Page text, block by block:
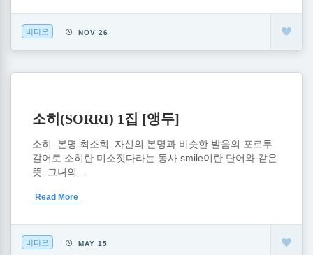
비디오 NOV 26
소히(SORRI) 1집 [앵두]
소히. 본명 최소희. 자신의 본명과 비슷한 발음의 포르투
갈어로 소히란 미소짓다라는 동사 smile이란 단어와 같은
뜻. 그녀의...
Read More
비디오 MAY 15